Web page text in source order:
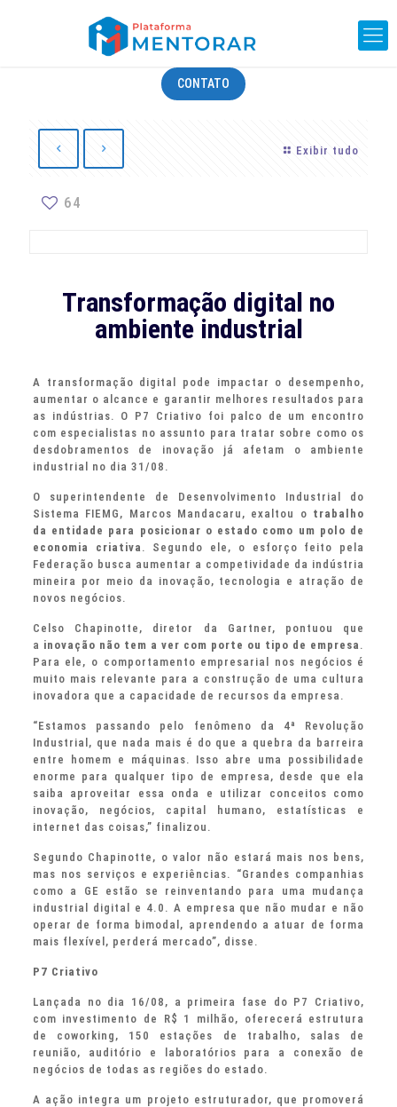
CONTATO
Exibir tudo
64
Transformação digital no
ambiente industrial
A transformação digital pode impactar o desempenho,
aumentar o alcance e garantir melhores resultados para
as indústrias. O P7 Criativo foi palco de um encontro
com especialistas no assunto para tratar sobre como os
desdobramentos de inovação já afetam o ambiente
industrial no dia 31/08.
O superintendente de Desenvolvimento Industrial do
Sistema FIEMG, Marcos Mandacaru, exaltou o trabalho
da entidade para posicionar o estado como um polo de
economia criativa . Segundo ele, o esforço feito pela
Federação busca aumentar a competividade da indústria
mineira por meio da inovação, tecnologia e atração de
novos negócios.
Celso Chapinotte, diretor da Gartner, pontuou que
a inovação não tem a ver com porte ou tipo de empresa .
Para ele, o comportamento empresarial nos negócios é
muito mais relevante para a construção de uma cultura
inovadora que a capacidade de recursos da empresa.
“Estamos passando pelo fenômeno da 4ª Revolução
Industrial, que nada mais é do que a quebra da barreira
entre homem e máquinas. Isso abre uma possibilidade
enorme para qualquer tipo de empresa, desde que ela
saiba aproveitar essa onda e utilizar conceitos como
inovação, negócios, capital humano, estatísticas e
internet das coisas,” finalizou.
Segundo Chapinotte, o valor não estará mais nos bens,
mas nos serviços e experiências. “Grandes companhias
como a GE estão se reinventando para uma mudança
industrial digital e 4.0. A empresa que não mudar e não
operar de forma bimodal, aprendendo a atuar de forma
mais flexível, perderá mercado”, disse.
P7 Criativo
Lançada no dia 16/08, a primeira fase do P7 Criativo,
com investimento de R$ 1 milhão, oferecerá estrutura
de coworking, 150 estações de trabalho, salas de
reunião, auditório e laboratórios para a conexão de
negócios de todas as regiões do estado.
A ação integra um projeto estruturador, que promoverá